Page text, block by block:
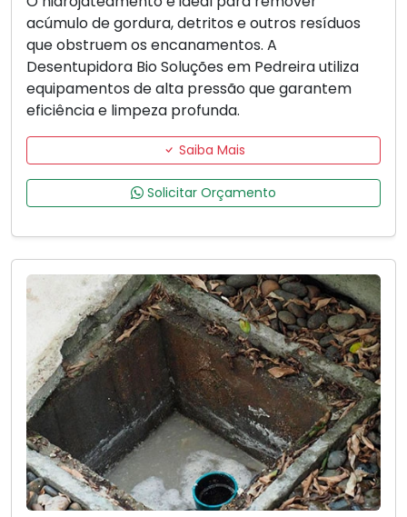
acúmulo de gordura, detritos e outros resíduos
que obstruem os encanamentos. A
Desentupidora Bio Soluções em Pedreira utiliza
equipamentos de alta pressão que garantem
eficiência e limpeza profunda.
Saiba Mais
Solicitar Orçamento